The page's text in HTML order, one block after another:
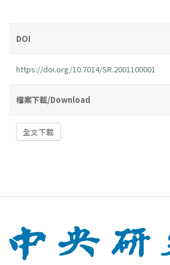
DOI
https://doi.org/10.7014/SR.2001100001
檔案下載/Download
全文下載